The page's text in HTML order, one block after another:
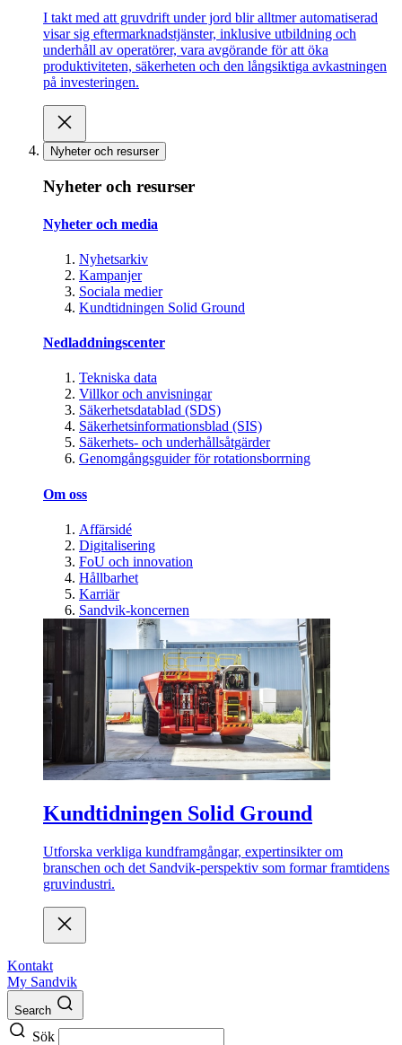
I takt med att gruvdrift under jord blir alltmer automatiserad
visar sig eftermarknadstjänster, inklusive utbildning och
underhåll av operatörer, vara avgörande för att öka
produktiviteten, säkerheten och den långsiktiga avkastningen
på investeringen.
Nyheter och resurser
Nyheter och resurser
Nyheter och media
Nyhetsarkiv
Kampanjer
Sociala medier
Kundtidningen Solid Ground
Nedladdningscenter
Tekniska data
Villkor och anvisningar
Säkerhetsdatablad (SDS)
Säkerhetsinformationsblad (SIS)
Säkerhets- och underhållsåtgärder
Genomgångsguider för rotationsborrning
Om oss
Affärsidé
Digitalisering
FoU och innovation
Hållbarhet
Karriär
Sandvik-koncernen
Kundtidningen Solid Ground
Utforska verkliga kundframgångar, expertinsikter om
branschen och det Sandvik-perspektiv som formar framtidens
gruvindustri.
Kontakt
My Sandvik
Search
Sök